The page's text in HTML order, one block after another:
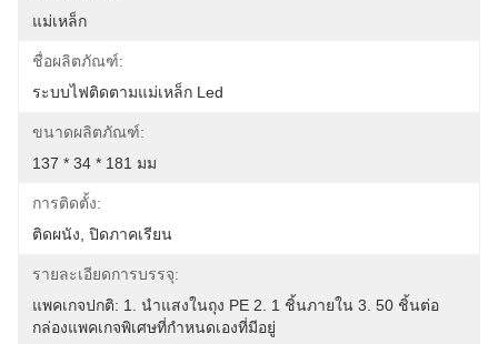
แม่เหล็ก
ชื่อผลิตภัณฑ์:
ระบบไฟติดตามแม่เหล็ก Led
ขนาดผลิตภัณฑ์:
137 * 34 * 181 มม
การติดตั้ง:
ติดผนัง, ปิดภาคเรียน
รายละเอียดการบรรจุ:
แพคเกจปกติ: 1. นำแสงในถุง PE 2. 1 ชิ้นภายใน 3. 50 ชิ้นต่อ
กล่องแพคเกจพิเศษที่กำหนดเองที่มีอยู่